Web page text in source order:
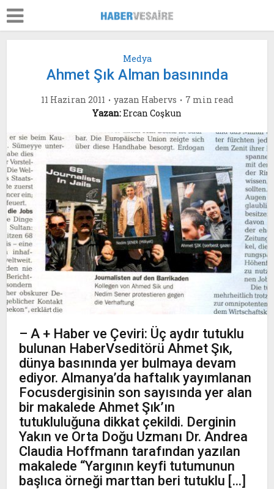
Medya
Ahmet Şık Alman basınında
11 Haziran 2011 yazan Habervs
7 min read
Yazan:Ercan Coşkun
– A + Haber ve Çeviri: Üç aydır tutuklu
bulunan HaberVseditörü Ahmet Şık,
dünya basınında yer bulmaya devam
ediyor. Almanya’da haftalık yayımlanan
Focusdergisinin son sayısında yer alan
bir makalede Ahmet Şık’ın
tutukluluğuna dikkat çekildi. Derginin
Yakın ve Orta Doğu Uzmanı Dr. Andrea
Claudia Hoffmann tarafından yazılan
makalede “Yargının keyfi tutumunun
başlıca örneği marttan beri tutuklu […]